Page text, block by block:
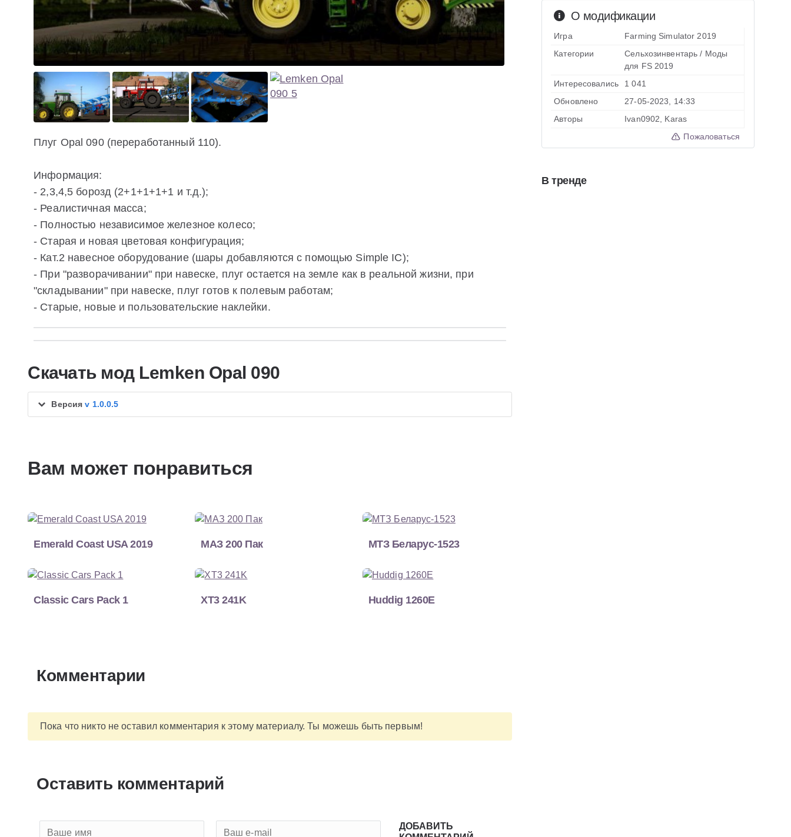
Плуг Opal 090 (переработанный 110).
Информация:
- 2,3,4,5 борозд (2+1+1+1+1 и т.д.);
- Реалистичная масса;
- Полностью независимое железное колесо;
- Старая и новая цветовая конфигурация;
- Кат.2 навесное оборудование (шары добавляются с помощью Simple IC);
- При "разворачивании" при навеске, плуг остается на земле как в реальной жизни, при
"складывании" при навеске, плуг готов к полевым работам;
- Старые, новые и пользовательские наклейки.
Скачать мод Lemken Opal 090
Версияv 1.0.0.5
Вам может понравиться
Emerald Coast USA 2019 МАЗ 200 Пак МТЗ Беларус-1523
Classic Cars Pack 1 XT3 241K Huddig 1260E
Комментарии
Пока что никто не оставил комментария к этому материалу. Ты можешь быть первым!
Оставить комментарий
ДОБАВИТЬ
О модификации
Игра
Farming Simulator 2019
Категории
Сельхозинвентарь / Моды
для FS 2019
Интересовались
1 041
Обновлено
27-05-2023, 14:33
Авторы
Ivan0902, Karas
Пожаловаться
В тренде